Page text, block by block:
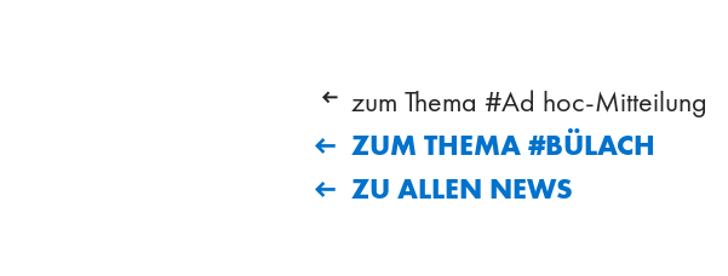
zum Thema #Ad hoc-Mitteilung
ZUM THEMA #BÜLACH
ZU ALLEN NEWS